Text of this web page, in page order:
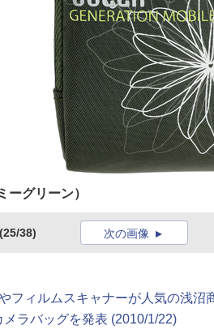
グリーン）
(25/38) 次の画像
フィルムスキャナーが人気の浅沼
ラバッグを発表 (2010/1/22)